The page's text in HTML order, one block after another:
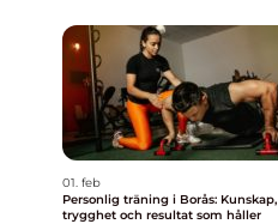
01. feb
Personlig träning i Borås: Kunskap,
trygghet och resultat som håller